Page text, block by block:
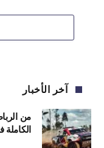
آخر الأخبار
من
الكاملة